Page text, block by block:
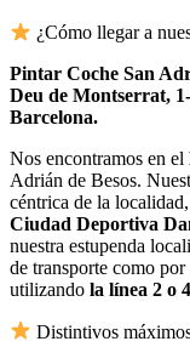
¿Cómo llegar a
Pintar Coche San
Deu de Montserrat,
Barcelona.
Nos encontramos en el
Adrián de Besos.
céntrica de la
Ciudad Deportiva
nuestra estupenda
de transporte como por
utilizando la línea 2 o
Distintivos